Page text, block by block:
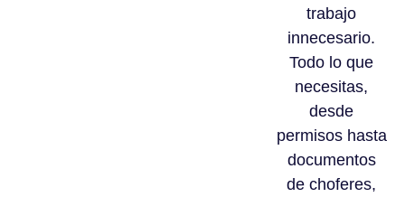
trabajo
innecesario.
Todo lo que
necesitas,
desde
permisos hasta
documentos
de choferes,